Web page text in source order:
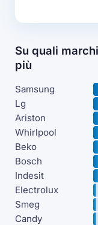
Su quali
più
Samsung
Lg
Ariston
Whirlpool
Beko
Bosch
Indesit
Electrolux
Smeg
Candy